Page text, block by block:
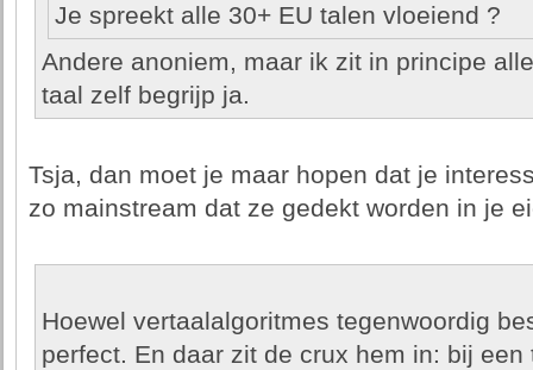
Je spreekt alle 30+ EU talen vloeiend ?
Andere anoniem, maar ik zit in principe
taal zelf begrijp ja.
Tsja, dan moet je maar hopen dat je
zo mainstream dat ze gedekt worden in je
Hoewel vertaalalgoritmes tegenwoordig
perfect. En daar zit de crux hem in: bij